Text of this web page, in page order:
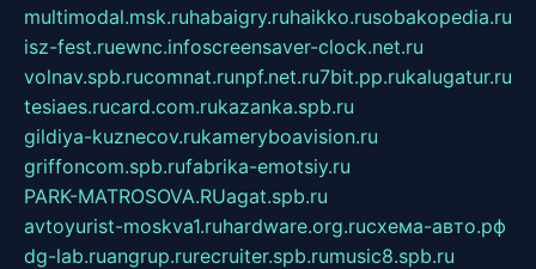
multimodal.msk.ruhabaigry.ruhaikko.rusobakopedia.ru
isz-fest.ruewnc.infoscreensaver-clock.net.ru
volnav.spb.rucomnat.runpf.net.ru7bit.pp.rukalugatur.ru
tesiaes.rucard.com.rukazanka.spb.ru
gildiya-kuznecov.rukameryboavision.ru
griffoncom.spb.rufabrika-emotsiy.ru
PARK-MATROSOVA.RUagat.spb.ru
avtoyurist-moskva1.ruhardware.org.ruсхема-авто.рф
dg-lab.ruangrup.rurecruiter.spb.rumusic8.spb.ru